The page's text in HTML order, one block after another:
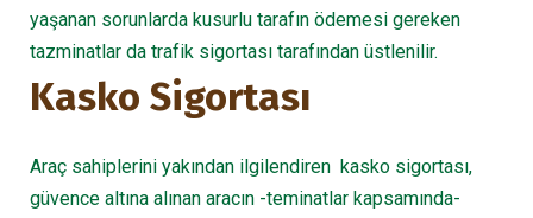
yaşanan sorunlarda kusurlu tarafın ödemesi gereken
tazminatlar da trafik sigortası tarafından üstlenilir.
Kasko Sigortası
Araç sahiplerini yakından ilgilendiren kasko sigortası,
güvence altına alınan aracın -teminatlar kapsamında-